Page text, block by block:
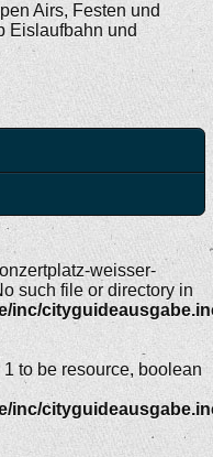
Airs, Festen und
Eislaufbahn und
weisser-
such file or directory in
inc/
to be resource, boolean
inc/